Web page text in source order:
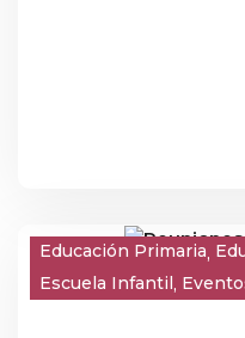
Educación Primaria
Escuela Infantil